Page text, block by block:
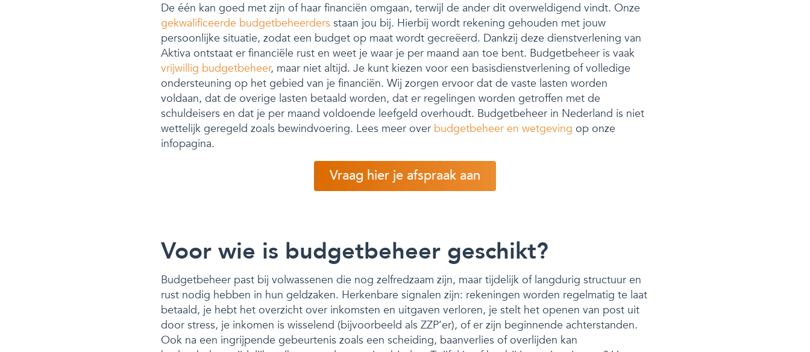
De één kan goed met zijn of haar financiën omgaan, terwijl de ander dit overweldigend vindt. Onze
gekwalificeerde budgetbeheerders staan jou bij. Hierbij wordt rekening gehouden met jouw
persoonlijke situatie, zodat een budget op maat wordt gecreëerd. Dankzij deze dienstverlening van
Aktiva ontstaat er financiële rust en weet je waar je per maand aan toe bent. Budgetbeheer is vaak
vrijwillig budgetbeheer, maar niet altijd. Je kunt kiezen voor een basisdienstverlening of volledige
ondersteuning op het gebied van je financiën. Wij zorgen ervoor dat de vaste lasten worden
voldaan, dat de overige lasten betaald worden, dat er regelingen worden getroffen met de
schuldeisers en dat je per maand voldoende leefgeld overhoudt. Budgetbeheer in Nederland is niet
wettelijk geregeld zoals bewindvoering. Lees meer over budgetbeheer en wetgeving op onze
infopagina.
Vraag hier je afspraak aan
Voor wie is budgetbeheer geschikt?
Budgetbeheer past bij volwassenen die nog zelfredzaam zijn, maar tijdelijk of langdurig structuur en
rust nodig hebben in hun geldzaken. Herkenbare signalen zijn: rekeningen worden regelmatig te laat
betaald, je hebt het overzicht over inkomsten en uitgaven verloren, je stelt het openen van post uit
door stress, je inkomen is wisselend (bijvoorbeeld als ZZP’er), of er zijn beginnende achterstanden.
Ook na een ingrijpende gebeurtenis zoals een scheiding, baanverlies of overlijden kan